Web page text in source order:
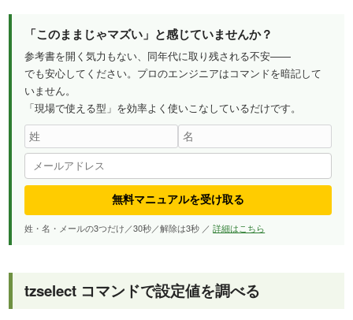
「このままじゃマズい」と感じていませんか？
参考書を開く気力もない、同年代に取り残される不安——
でも安心してください。プロのエンジニアはコマンドを暗記して
いません。
「現場で使える型」を効率よく使いこなしているだけです。
無料マニュアルを受け取る
姓・名・メールの3つだけ／30秒／解除は3秒 ／詳細はこちら
tzselect コマンドで設定値を調べる